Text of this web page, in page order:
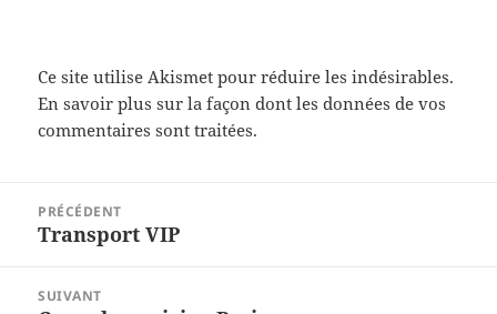
Ce site utilise Akismet pour réduire les indésirables.
En savoir plus sur la façon dont les données de vos
commentaires sont traitées.
l’article
PRÉCÉDENT
Article
Transport VIP
SUIVANT